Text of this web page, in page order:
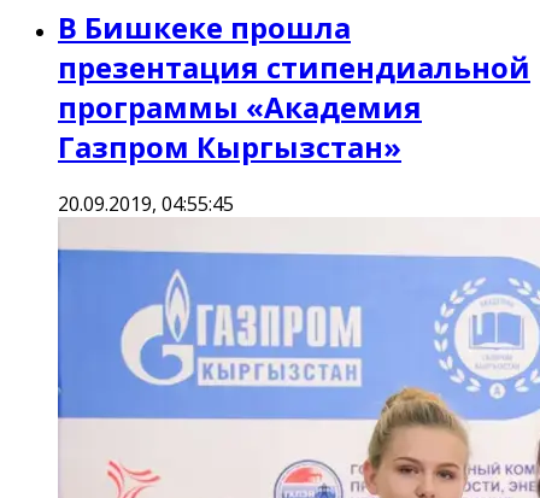
В Бишкеке прошла
презентация стипендиальной
программы «Академия
Газпром Кыргызстан»
20.09.2019, 04:55:45